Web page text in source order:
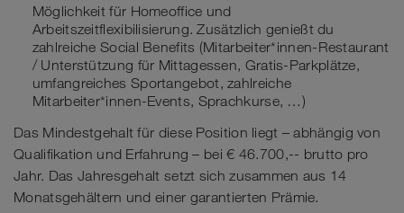
Möglichkeit für Homeoffice und
Arbeitszeitflexibilisierung. Zusätzlich genießt du
zahlreiche Social Benefits (Mitarbeiter*innen-Restaurant
/ Unterstützung für Mittagessen, Gratis-Parkplätze,
umfangreiches Sportangebot, zahlreiche
Mitarbeiter*innen-Events, Sprachkurse, …)
Das Mindestgehalt für diese Position liegt – abhängig von
Qualifikation und Erfahrung – bei € 46.700,-- brutto pro
Jahr. Das Jahresgehalt setzt sich zusammen aus 14
Monatsgehältern und einer garantierten Prämie.